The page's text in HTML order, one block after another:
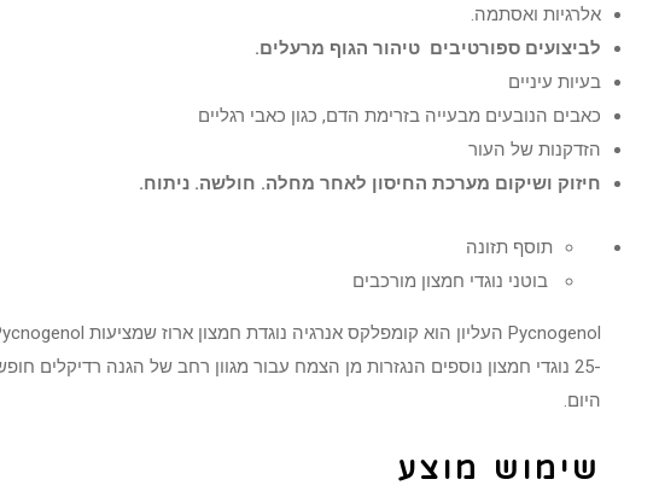
אלרגיות ואסתמה.
לביצועים ספורטיבים טיהור הגוף מרעלים.
בעיות עיניים
כאבים הנובעים מבעייה בזרימת הדם, כגון כאבי רגליים
הזדקנות של העור
חיזוק ושיקום מערכת החיסון לאחר מחלה. חולשה. ניתוח.
תוסף תזונה
בוטני נוגדי חמצון מורכבים
היום.
שימוש מוצע